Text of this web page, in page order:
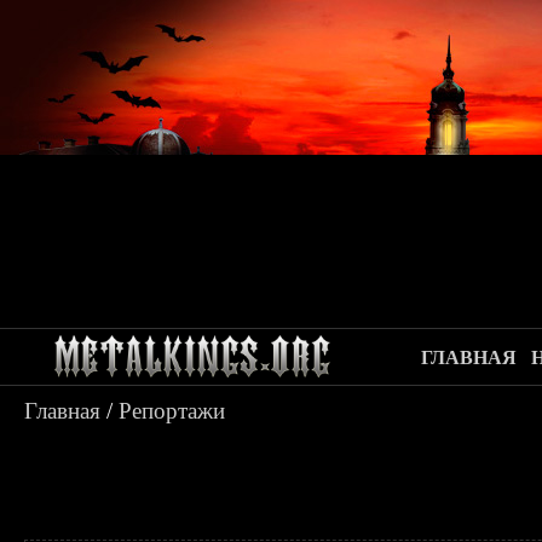
ГЛАВНАЯ
Главная /Репортажи